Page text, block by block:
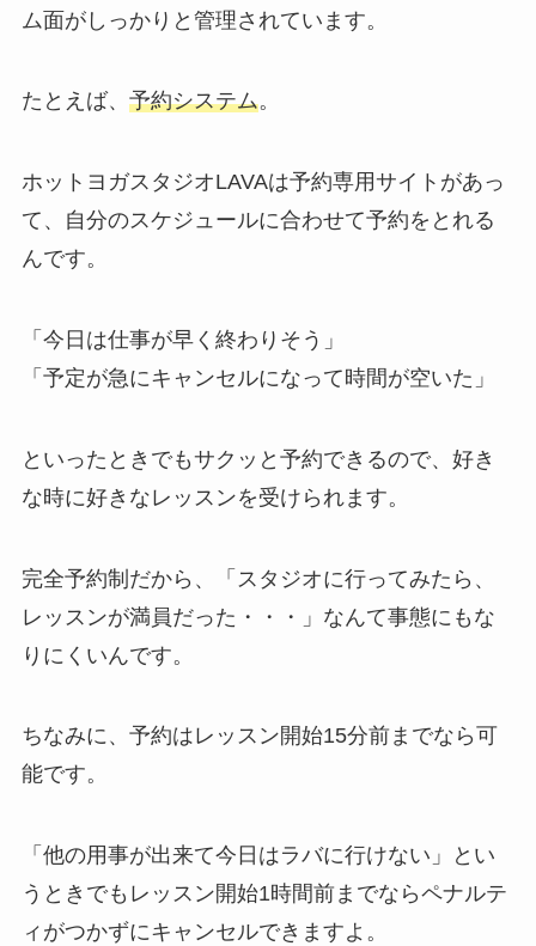
ム面がしっかりと管理されています。
たとえば、 予約システム。
ホットヨガスタジオLAVAは予約専用サイトがあっ
て、自分のスケジュールに合わせて予約をとれる
んです。
「今日は仕事が早く終わりそう」
「予定が急にキャンセルになって時間が空いた」
といったときでもサクッと予約できるので、好き
な時に好きなレッスンを受けられます。
完全予約制だから、
「スタジオに行ってみたら、
レッスンが満員だった・・・」 なんて事態にもな
りにくいんです。
ちなみに、予約はレッスン開始15分前までなら可
能です。
「他の用事が出来て今日はラバに行けない」
とい
うときでもレッスン開始1時間前までならペナルテ
ィがつかずにキャンセルできますよ。